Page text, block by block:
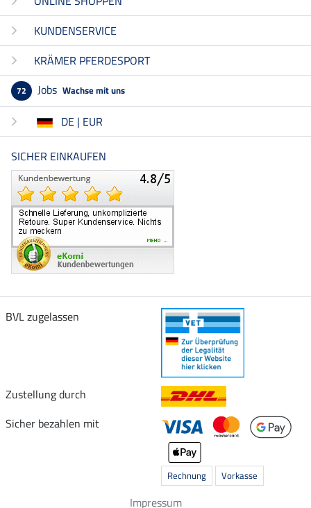
KUNDENSERVICE
KRÄMER PFERDESPORT
72 Jobs Wachse mit uns
DE | EUR
SICHER EINKAUFEN
BVL zugelassen
Zustellung durch
Sicher bezahlen mit
Rechnung Vorkasse
Impressum